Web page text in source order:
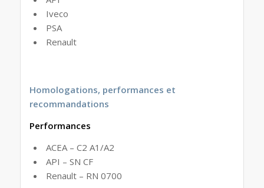
Iveco
PSA
Renault
Homologations, performances et
recommandations
Performances
ACEA – C2 A1/A2
API – SN CF
Renault – RN 0700